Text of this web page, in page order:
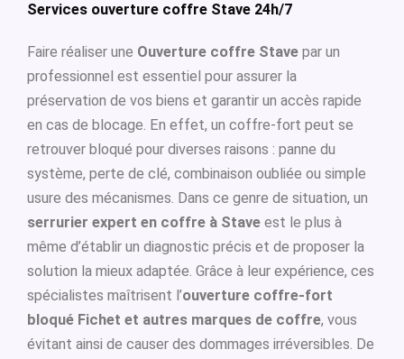
Services ouverture coffre Stave 24h/7
Faire réaliser une Ouverture coffre Stave par un
professionnel est essentiel pour assurer la
préservation de vos biens et garantir un accès rapide
en cas de blocage. En effet, un coffre-fort peut se
retrouver bloqué pour diverses raisons : panne du
système, perte de clé, combinaison oubliée ou simple
usure des mécanismes. Dans ce genre de situation, un
serrurier expert en coffre à Stave est le plus à
même d’établir un diagnostic précis et de proposer la
solution la mieux adaptée. Grâce à leur expérience, ces
spécialistes maîtrisent l’ouverture coffre-fort
bloqué Fichet et autres marques de coffre, vous
évitant ainsi de causer des dommages irréversibles. De